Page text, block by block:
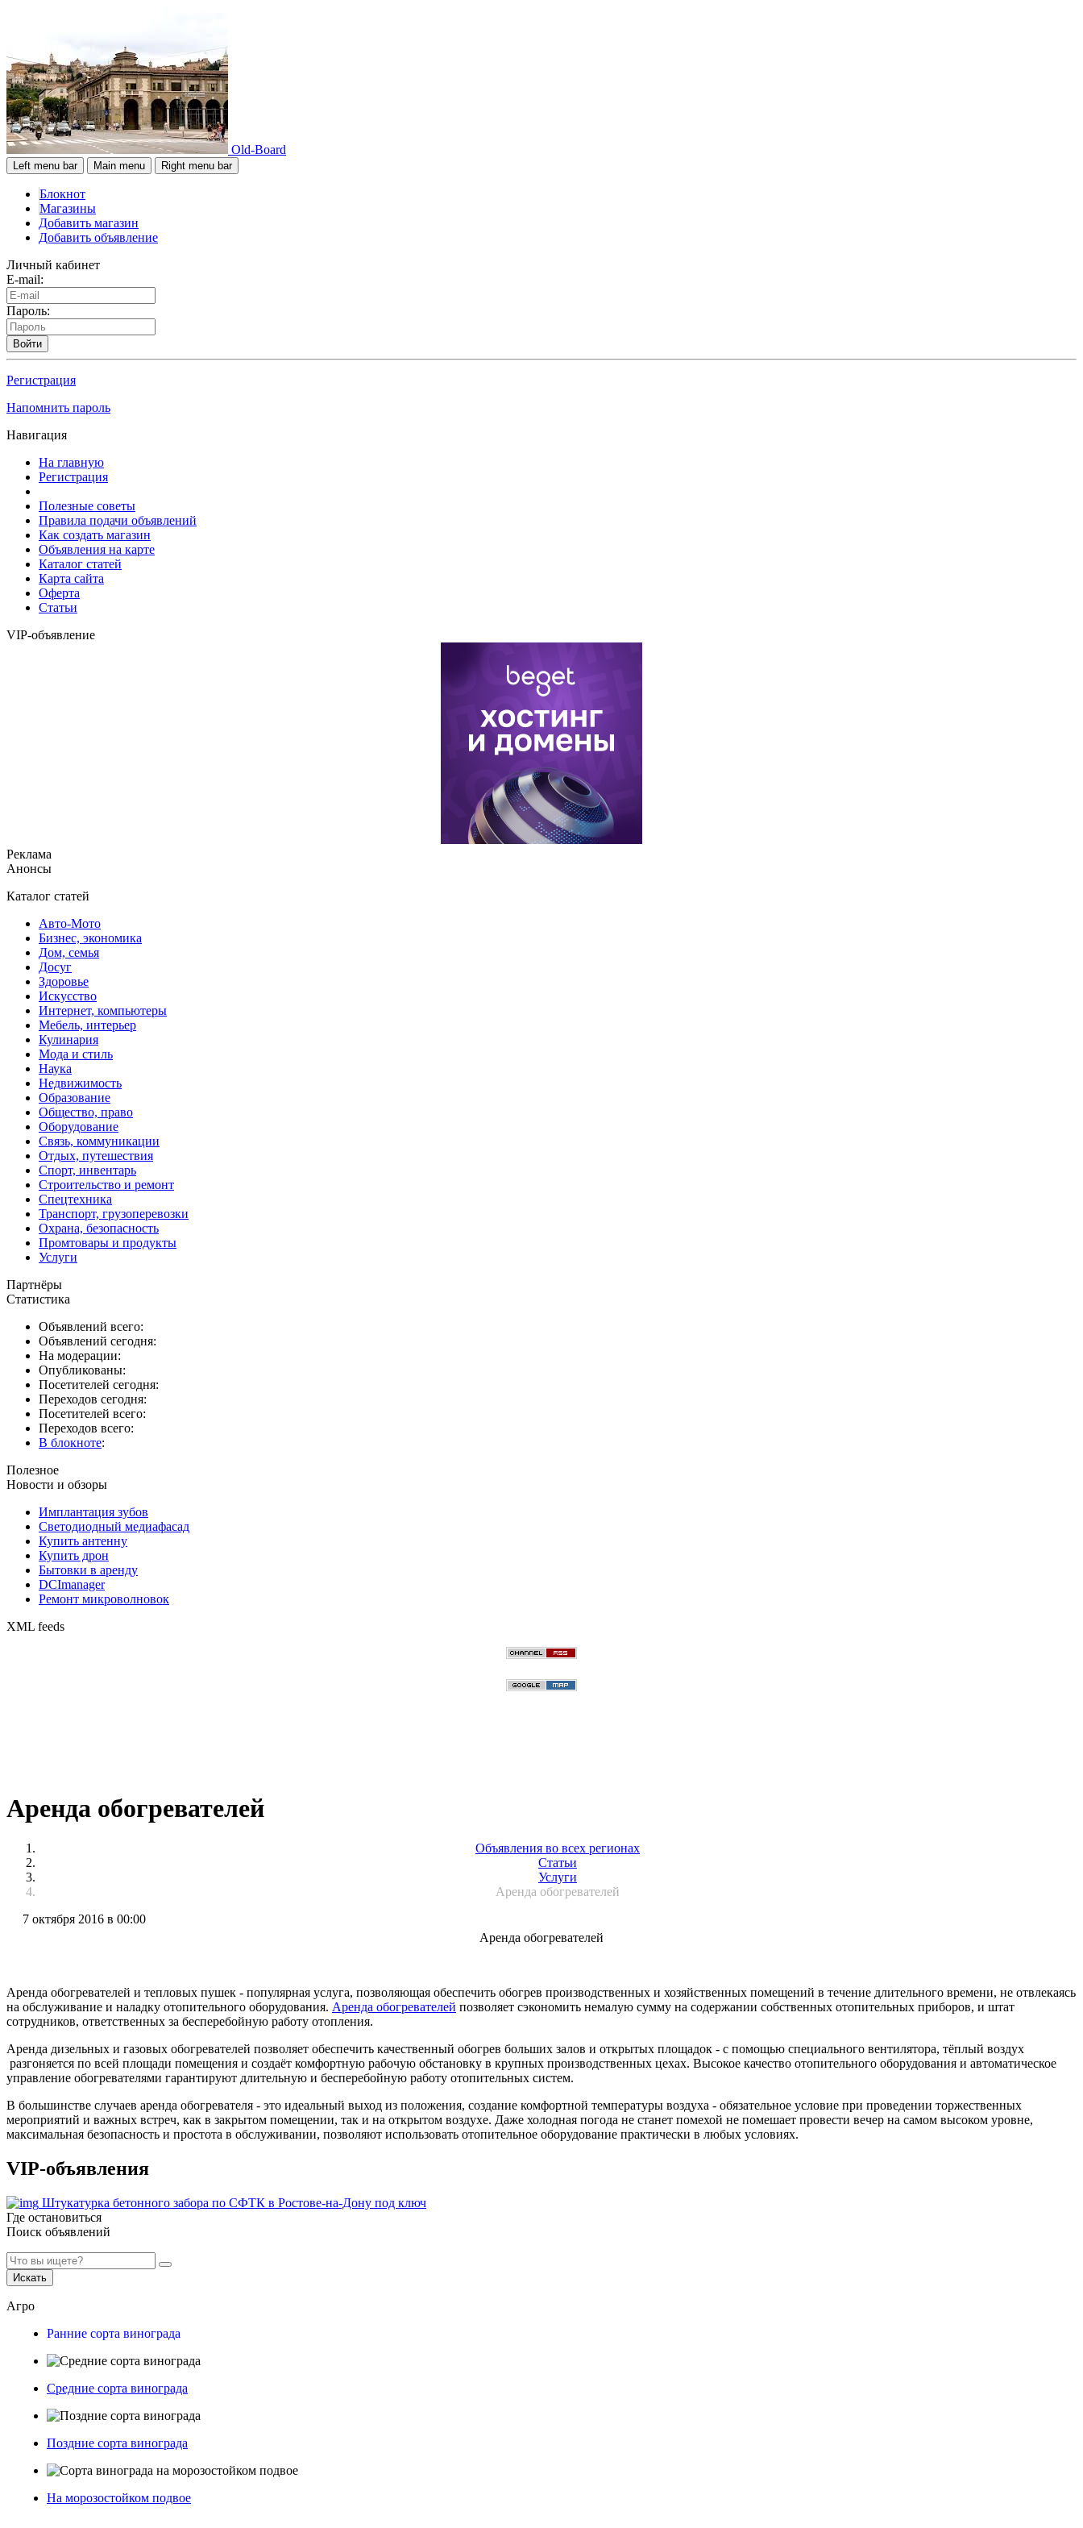
Old-Board
Left menu bar Main menu Right menu bar
Блокнот
Магазины
Добавить магазин
Добавить объявление
Личный кабинет
E-mail:
Пароль:
Войти
Регистрация
Напомнить пароль
Навигация
На главную
Регистрация
Полезные советы
Правила подачи объявлений
Как создать магазин
Объявления на карте
Каталог статей
Карта сайта
Оферта
Статьи
VIP-объявление
Реклама
Анонсы
Каталог статей
Авто-Мото
Бизнес, экономика
Дом, семья
Досуг
Здоровье
Искусство
Интернет, компьютеры
Мебель, интерьер
Кулинария
Мода и стиль
Наука
Недвижимость
Образование
Общество, право
Оборудование
Связь, коммуникации
Отдых, путешествия
Спорт, инвентарь
Строительство и ремонт
Спецтехника
Транспорт, грузоперевозки
Охрана, безопасность
Промтовары и продукты
Услуги
Партнёры
Статистика
Объявлений всего:
Объявлений сегодня:
На модерации:
Опубликованы:
Посетителей сегодня:
Переходов сегодня:
Посетителей всего:
Переходов всего:
В блокноте:
Полезное
Новости и обзоры
Имплантация зубов
Светодиодный медиафасад
Купить антенну
Купить дрон
Бытовки в аренду
DCImanager
Ремонт микроволновок
XML feeds
Аренда обогревателей
Объявления во всех регионах
Статьи
Услуги
Аренда обогревателей
7 октября 2016 в 00:00
Аренда обогревателей
Аренда обогревателей и тепловых пушек - популярная услуга, позволяющая обеспечить обогрев производственных и хозяйственных помещений в течение длительного времени, не отвлекаясь
на обслуживание и наладку отопительного оборудования. Аренда обогревателей позволяет сэкономить немалую сумму на содержании собственных отопительных приборов, и штат
сотрудников, ответственных за бесперебойную работу отопления.
Аренда дизельных и газовых обогревателей позволяет обеспечить качественный обогрев больших залов и открытых площадок - с помощью специального вентилятора, тёплый воздух
разгоняется по всей площади помещения и создаёт комфортную рабочую обстановку в крупных производственных цехах. Высокое качество отопительного оборудования и автоматическое
управление обогревателями гарантируют длительную и бесперебойную работу отопительных систем.
В большинстве случаев аренда обогревателя - это идеальный выход из положения, создание комфортной температуры воздуха - обязательное условие при проведении торжественных
мероприятий и важных встреч, как в закрытом помещении, так и на открытом воздухе. Даже холодная погода не станет помехой не помешает провести вечер на самом высоком уровне,
максимальная безопасность и простота в обслуживании, позволяют использовать отопительное оборудование практически в любых условиях.
VIP-объявления
Штукатурка бетонного забора по СФТК в Ростове-на-Дону под ключ
Где остановиться
Поиск объявлений
Искать
Агро
Ранние сорта винограда
Средние сорта винограда
Поздние сорта винограда
На морозостойком подвое